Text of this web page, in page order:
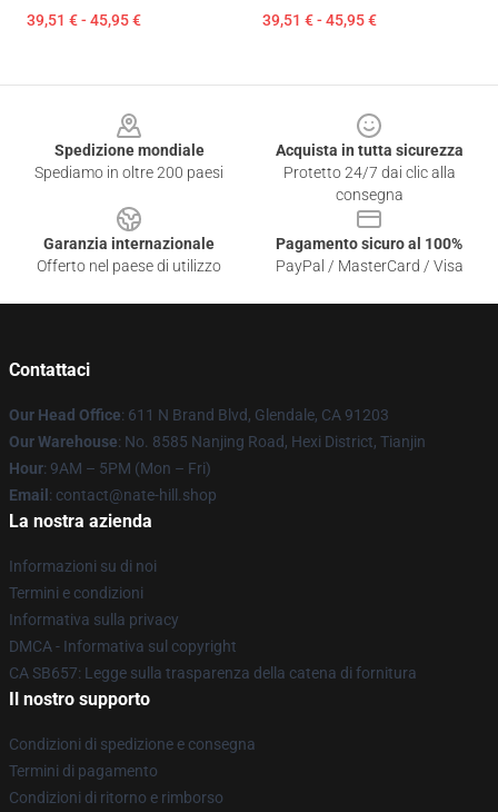
39,51 € - 45,95 € 39,51 € - 45,95 €
Spedizione mondiale
Spediamo in oltre 200 paesi
Acquista in tutta sicurezza
Protetto 24/7 dai clic alla
consegna
Garanzia internazionale
Offerto nel paese di utilizzo
Pagamento sicuro al 100%
PayPal / MasterCard / Visa
Contattaci
Our Head Office: 611 N Brand Blvd, Glendale, CA 91203
Our Warehouse: No. 8585 Nanjing Road, Hexi District, Tianjin
Hour: 9AM – 5PM (Mon – Fri)
Email : contact@nate-hill.shop
La nostra azienda
Informazioni su di noi
Termini e condizioni
Informativa sulla privacy
DMCA - Informativa sul copyright
CA SB657: Legge sulla trasparenza della catena di fornitura
Il nostro supporto
Condizioni di spedizione e consegna
Termini di pagamento
Condizioni di ritorno e rimborso